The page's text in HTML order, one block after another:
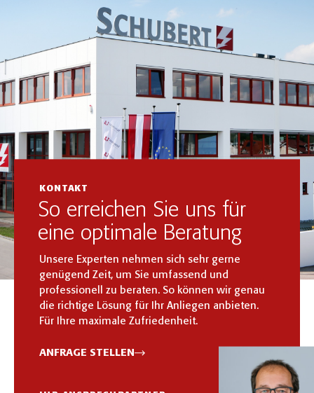
KONTAKT
So erreichen Sie uns für
eine optimale Beratung
Unsere Experten nehmen sich sehr gerne
genügend Zeit, um Sie umfassend und
professionell zu beraten. So können wir genau
die richtige Lösung für Ihr Anliegen anbieten.
Für Ihre maximale Zufriedenheit.
ANFRAGE STELLEN